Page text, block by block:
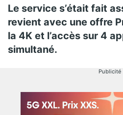
Le service s’était fait
revient avec une offre
la 4K et l’accès sur 4
simultané.
Publicité